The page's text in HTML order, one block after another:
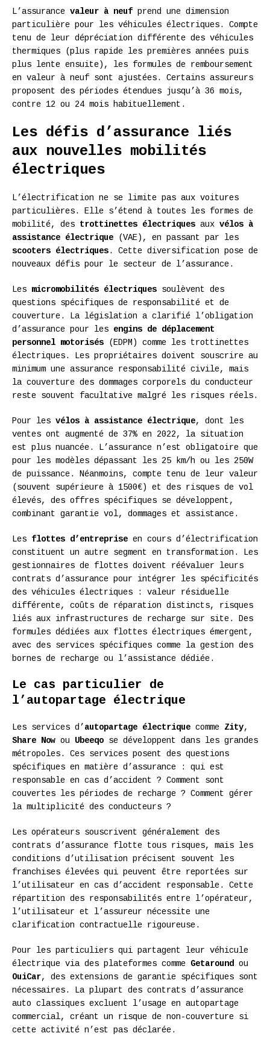
L’assurance valeur à neuf prend une dimension
particulière pour les véhicules électriques. Compte
tenu de leur dépréciation différente des véhicules
thermiques (plus rapide les premières années puis
plus lente ensuite), les formules de remboursement
en valeur à neuf sont ajustées. Certains assureurs
proposent des périodes étendues jusqu’à 36 mois,
contre 12 ou 24 mois habituellement.
Les défis d’assurance liés
aux nouvelles mobilités
électriques
L’électrification ne se limite pas aux voitures
particulières. Elle s’étend à toutes les formes de
mobilité, des trottinettes électriques aux vélos à
assistance électrique (VAE), en passant par les
scooters électriques. Cette diversification pose de
nouveaux défis pour le secteur de l’assurance.
Les micromobilités électriques soulèvent des
questions spécifiques de responsabilité et de
couverture. La législation a clarifié l’obligation
d’assurance pour les engins de déplacement
personnel motorisés (EDPM) comme les trottinettes
électriques. Les propriétaires doivent souscrire au
minimum une assurance responsabilité civile, mais
la couverture des dommages corporels du conducteur
reste souvent facultative malgré les risques réels.
Pour les vélos à assistance électrique, dont les
ventes ont augmenté de 37% en 2022, la situation
est plus nuancée. L’assurance n’est obligatoire que
pour les modèles dépassant les 25 km/h ou les 250W
de puissance. Néanmoins, compte tenu de leur valeur
(souvent supérieure à 1500€) et des risques de vol
élevés, des offres spécifiques se développent,
combinant garantie vol, dommages et assistance.
Les flottes d’entreprise en cours d’électrification
constituent un autre segment en transformation. Les
gestionnaires de flottes doivent réévaluer leurs
contrats d’assurance pour intégrer les spécificités
des véhicules électriques : valeur résiduelle
différente, coûts de réparation distincts, risques
liés aux infrastructures de recharge sur site. Des
formules dédiées aux flottes électriques émergent,
avec des services spécifiques comme la gestion des
bornes de recharge ou l’assistance dédiée.
Le cas particulier de
l’autopartage électrique
Les services d’ autopartage électrique comme Zity,
Share Now ou Ubeeqo se développent dans les grandes
métropoles. Ces services posent des questions
spécifiques en matière d’assurance : qui est
responsable en cas d’accident ? Comment sont
couvertes les périodes de recharge ? Comment gérer
la multiplicité des conducteurs ?
Les opérateurs souscrivent généralement des
contrats d’assurance flotte tous risques, mais les
conditions d’utilisation précisent souvent les
franchises élevées qui peuvent être reportées sur
l’utilisateur en cas d’accident responsable. Cette
répartition des responsabilités entre l’opérateur,
l’utilisateur et l’assureur nécessite une
clarification contractuelle rigoureuse.
Pour les particuliers qui partagent leur véhicule
électrique via des plateformes comme Getaround
ou
OuiCar, des extensions de garantie spécifiques sont
nécessaires. La plupart des contrats d’assurance
auto classiques excluent l’usage en autopartage
commercial, créant un risque de non-couverture si
cette activité n’est pas déclarée.